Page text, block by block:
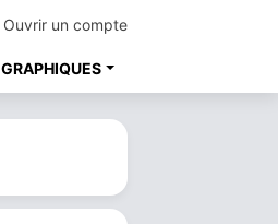
Ouvrir un compte
GRAPHIQUES